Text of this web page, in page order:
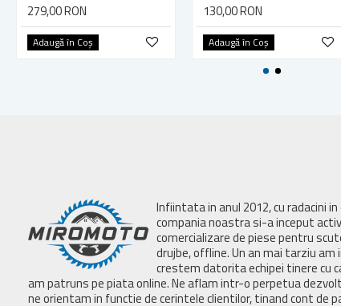
279,00 RON
Adaugă în Coş
130,00 RON
Adaugă în Coş
Infiintata in anul 2012, cu radacini
compania noastra si-a inceput
comercializare de piese pentru
drujbe, offline. Un an mai tarziu am
crestem datorita echipei tinere cu
am patruns pe piata online. Ne aflam intr-o perpetua
ne orientam in functie de cerintele clientilor, tinand cont de